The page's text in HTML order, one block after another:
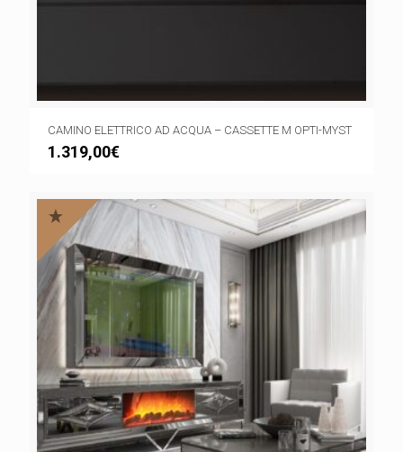
CAMINO ELETTRICO AD ACQUA – CASSETTE M OPTI-MYST
1.319,00€